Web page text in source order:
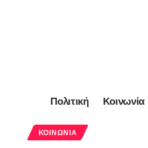
Πολιτική Κοινωνία
ΚΟΙΝΩΝΊΑ